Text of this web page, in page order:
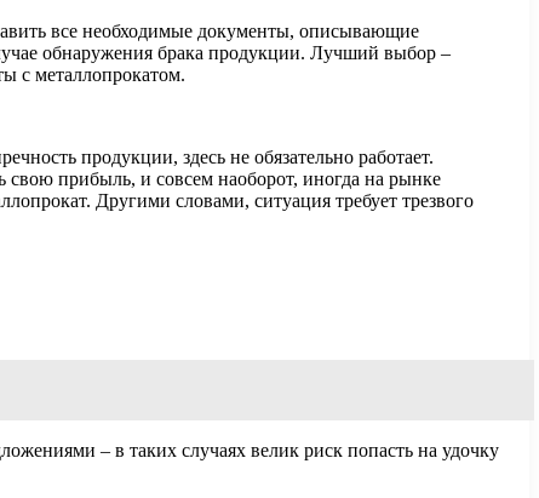
все необходимые документы, описывающие
обнаружения брака продукции. Лучший выбор –
с металлопрокатом.
продукции, здесь не обязательно работает.
прибыль, и совсем наоборот, иногда на рынке
Другими словами, ситуация требует трезвого
– в таких случаях велик риск попасть на удочку